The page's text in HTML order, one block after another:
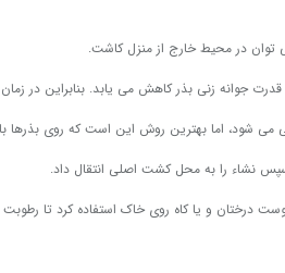
جوانه زنی بذر کاهش می یابد. بنابراین در
شود، اما بهترین روش این است که روی بذرها
نشاء را به محل کشت اصلی انتقال داد.
پوست درختان و یا کاه روی خاک استفاده کرد تا